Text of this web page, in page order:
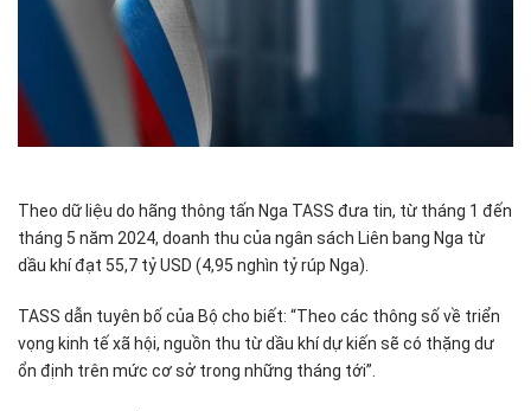
Theo dữ liệu do hãng thông tấn Nga TASS đưa tin, từ tháng 1 đến
tháng 5 năm 2024, doanh thu của ngân sách Liên bang Nga từ
dầu khí đạt 55,7 tỷ USD (4,95 nghìn tỷ rúp Nga).
TASS dẫn tuyên bố của Bộ cho biết: “Theo các thông số về triển
vọng kinh tế xã hội, nguồn thu từ dầu khí dự kiến ​​sẽ có thặng dư
ổn định trên mức cơ sở trong những tháng tới”.